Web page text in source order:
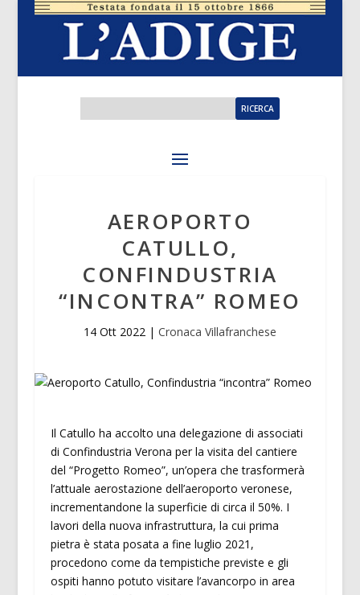
AEROPORTO
CATULLO,
CONFINDUSTRIA
“INCONTRA” ROMEO
14 Ott 2022| Cronaca Villafranchese
Il Catullo ha accolto una delegazione di associati
di Confindustria Verona per la visita del cantiere
del “Progetto Romeo”, un’opera che trasformerà
l’attuale aerostazione dell’aeroporto veronese,
incrementandone la superficie di circa il 50%. I
lavori della nuova infrastruttura, la cui prima
pietra è stata posata a fine luglio 2021,
procedono come da tempistiche previste e gli
ospiti hanno potuto visitare l’avancorpo in area